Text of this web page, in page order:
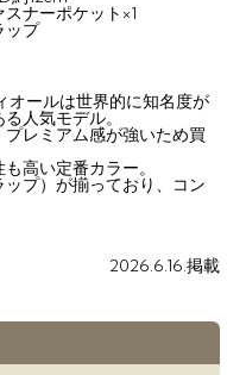
ナーポケット×1
ップ
オールは世界的に知名度が
人気モデル。
レミアム感が強いため買
高い定番カラー。
プ）が揃っており、コン
2026.6.16.掲載